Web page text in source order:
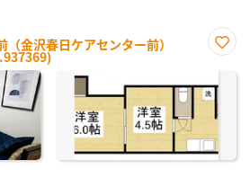
金沢春日ケアセンター前）
に入
り登
録